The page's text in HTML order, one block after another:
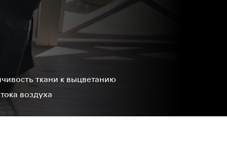
ткани к выцветанию
воздуха